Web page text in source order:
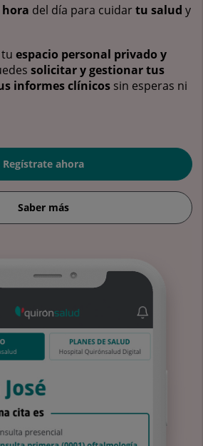
del día para cuidartu salud y
espacio personal privado y
solicitar y gestionar tus
informes clínicos sin esperas ni
Regístrate ahora
Saber más